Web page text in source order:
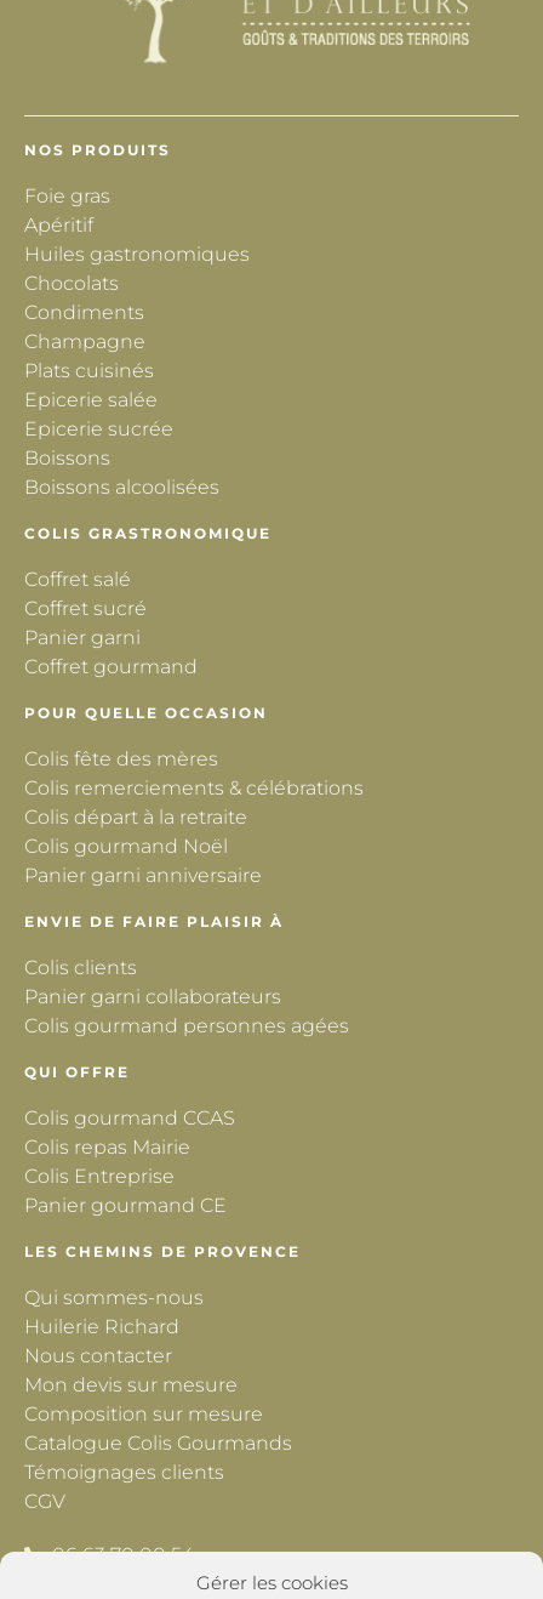
Gérer les cookies
NOS PRODUITS
Foie gras
Apéritif
Huiles gastronomiques
Chocolats
Condiments
Champagne
Plats cuisinés
Epicerie salée
Epicerie sucrée
Boissons
Boissons alcoolisées
COLIS GRASTRONOMIQUE
Coffret salé
Coffret sucré
Panier garni
Coffret gourmand
POUR QUELLE OCCASION
Colis fête des mères
Colis remerciements & célébrations
Colis départ à la retraite
Colis gourmand Noël
Panier garni anniversaire
ENVIE DE FAIRE PLAISIR À
Colis clients
Panier garni collaborateurs
Colis gourmand personnes agées
QUI OFFRE
Colis gourmand CCAS
Colis repas Mairie
Colis Entreprise
Panier gourmand CE
LES CHEMINS DE PROVENCE
Qui sommes-nous
Huilerie Richard
Nous contacter
Mon devis sur mesure
Composition sur mesure
Catalogue Colis Gourmands
Témoignages clients
CGV
06 63 70 00 54
contact@lescheminsdeprovence.com